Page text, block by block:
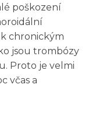
poškození
chronickým
jsou trombózy
Proto je velmi
včas a